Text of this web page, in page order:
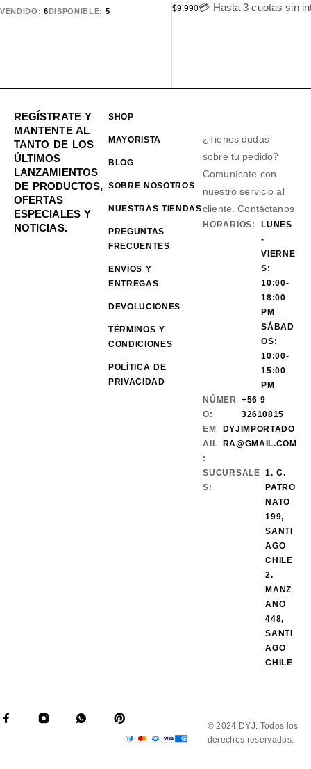
VENDIDO: 6DISPONIBLE: 5 $9.990💳 Hasta 3 cuotas sin
REGÍSTRATE Y
MANTENTE AL
TANTO DE LOS
ÚLTIMOS
LANZAMIENTOS
DE PRODUCTOS,
OFERTAS
ESPECIALES Y
NOTICIAS.
SHOP
MAYORISTA
BLOG
SOBRE NOSOTROS
NUESTRAS TIENDAS
PREGUNTAS
FRECUENTES
ENVÍOS Y
ENTREGAS
DEVOLUCIONES
TÉRMINOS Y
CONDICIONES
POLÍTICA DE
PRIVACIDAD
¿Tienes dudas
sobre tu pedido?
Comunícate con
nuestro servicio al
cliente.Contáctanos
HORARIOS:
LUNES
-
VIERNE
S:
10:00-
18:00
PM
SÁBAD
OS:
10:00-
15:00
PM
NÚMER
O:
+56 9
32610815
EM
AIL
:
DYJIMPORTADO
RA@GMAIL.COM
SUCURSALE
S:
1. C.
PATRO
NATO
199,
SANTI
AGO
CHILE
2.
MANZ
ANO
448,
SANTI
AGO
CHILE
© 2024 DYJ. Todos los
derechos reservados.